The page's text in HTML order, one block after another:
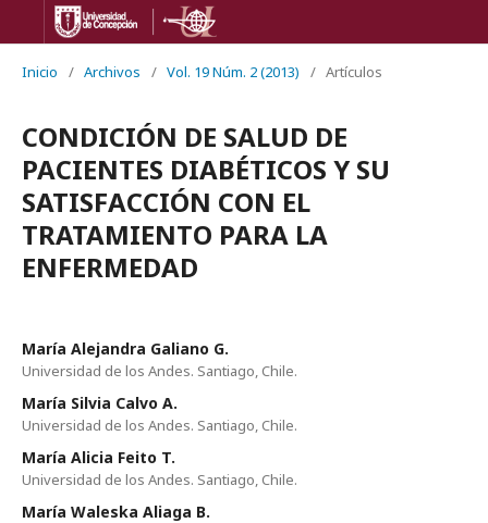
Inicio / Archivos / Vol. 19 Núm. 2 (2013) / Artículos
CONDICIÓN DE SALUD DE
PACIENTES DIABÉTICOS Y SU
SATISFACCIÓN CON EL
TRATAMIENTO PARA LA
ENFERMEDAD
María Alejandra Galiano G.
Universidad de los Andes. Santiago, Chile.
María Silvia Calvo A.
Universidad de los Andes. Santiago, Chile.
María Alicia Feito T.
Universidad de los Andes. Santiago, Chile.
María Waleska Aliaga B.